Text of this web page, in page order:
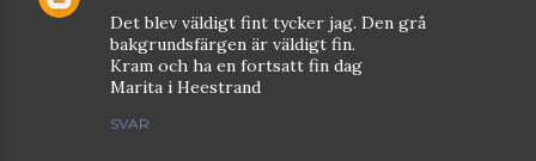
Det blev väldigt fint tycker jag. Den grå
bakgrundsfärgen är väldigt fin.
Kram och ha en fortsatt fin dag
Marita i Heestrand
SVAR